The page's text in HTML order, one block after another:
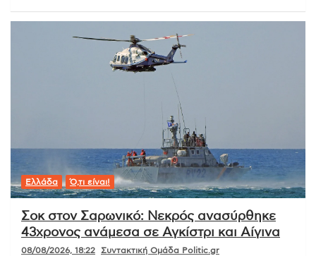
Ελλάδα Ό,τι είναι!
Σοκ στον Σαρωνικό: Νεκρός ανασύρθηκε
43χρονος ανάμεσα σε Αγκίστρι και Αίγινα
08/08/2026, 18:22 Συντακτική Ομάδα Politic.gr